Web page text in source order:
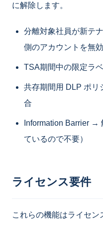
に解除します。
分離対象社員が新テ
側のアカウントを無
TSA期間中の限定ラ
共存期間用 DLP ポ
合
Information Barrier →
ているので不要）
ライセンス要件
これらの機能はライセン